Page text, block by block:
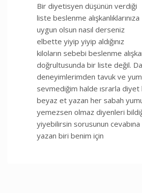
Bir diyetisyen düşünün verdiği
liste beslenme alışkanlıklarınıza
uygun olsun nasıl derseniz
elbette yiyip yiyip aldığınız
kiloların sebebi beslenme
doğrultusunda bir liste değil.
deneyimlerimden tavuk ve
sevmediğim halde ısrarla
beyaz et yazan her sabah
yemezsen olmaz diyenleri
yiyebilirsin sorusunun
yazan biri benim için